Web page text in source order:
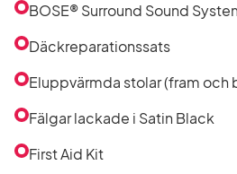
BOSE® Surround Sound
Däckreparationssats
Eluppvärmda stolar (fram och
Fälgar lackade i Satin Black
First Aid Kit